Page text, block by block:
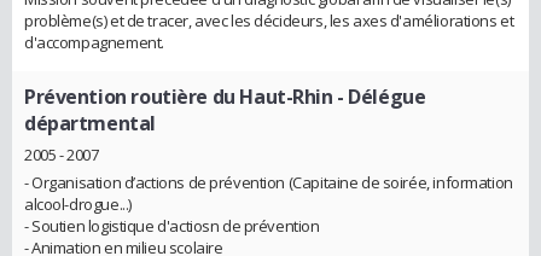
problème(s) et de tracer, avec les décideurs, les axes d'améliorations et
d'accompagnement.
Prévention routière du Haut-Rhin - Délégue
départmental
2005 - 2007
- Organisation d’actions de prévention (Capitaine de soirée, information
alcool-drogue...)
- Soutien logistique d'actiosn de prévention
- Animation en milieu scolaire